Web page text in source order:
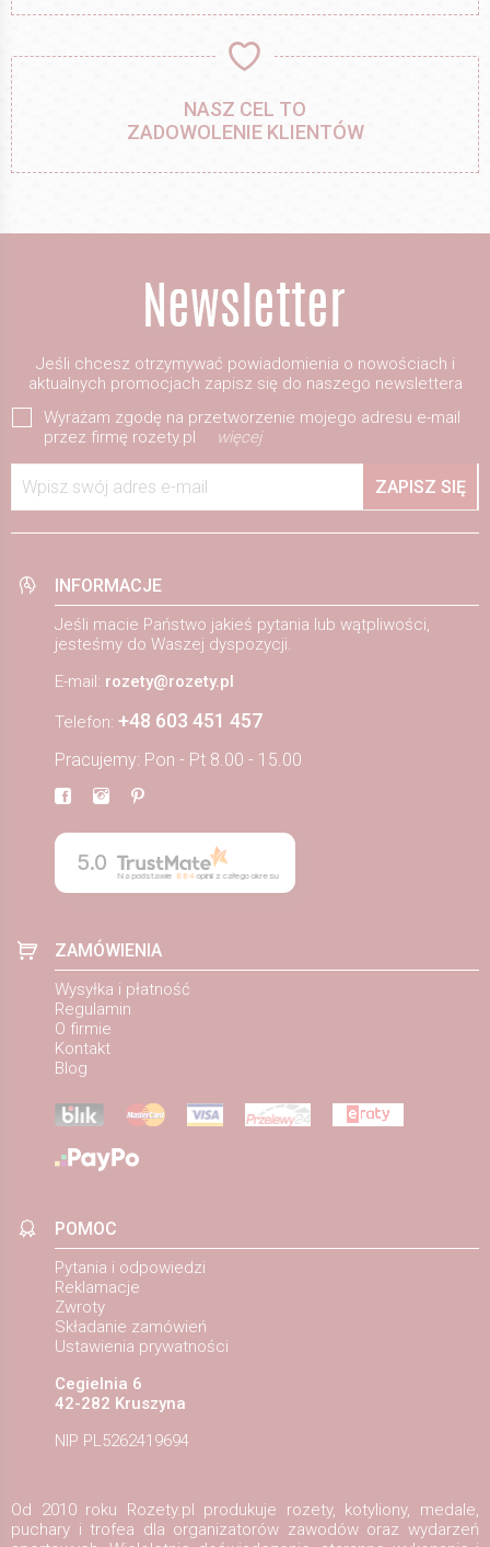
NASZ CEL TO
ZADOWOLENIE KLIENTÓW
Jeśli chcesz otrzymywać powiadomienia o nowościach i
aktualnych promocjach zapisz się do naszego newslettera
Wyrażam zgodę na przetworzenie mojego adresu e-mail
przez firmę rozety.pl
więcej
Wpisz swój adres e-mail ZAPISZ SIĘ
INFORMACJE
Jeśli macie Państwo jakieś pytania lub wątpliwości,
jesteśmy do Waszej dyspozycji.
E-mail: rozety@rozety.pl
Telefon: +48 603 451 457
Pracujemy: Pon - Pt 8.00 - 15.00
5.0
Na podstawie 884opinii z całego okresu
ZAMÓWIENIA
Wysyłka i płatność
Regulamin
O firmie
Kontakt
Blog
POMOC
Pytania i odpowiedzi
Reklamacje
Zwroty
Składanie zamówień
Ustawienia prywatności
Cegielnia 6
42-282 Kruszyna
NIP PL5262419694
Od 2010 roku Rozety.pl produkuje rozety, kotyliony, medale,
puchary i trofea dla organizatorów zawodów oraz wydarzeń